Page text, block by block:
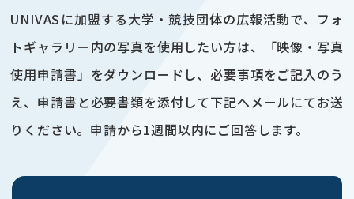
UNIVASに加盟する大学・競技団体の広報活動で、フォ
トギャラリー内の写真を使用したい方は、「映像・写真
使用申請書」をダウンロードし、必要事項をご記入のう
え、申請書と必要書類を添付して下記へメールにてお送
りください。申請から1週間以内にご回答します。